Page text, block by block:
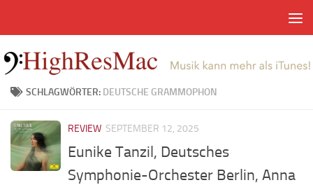
SCHLAGWÖRTER: DEUTSCHE GRAMMOPHON
REVIEW SEPTEMBER 12, 2025
Eunike Tanzil, Deutsches
Symphonie-Orchester Berlin, Anna